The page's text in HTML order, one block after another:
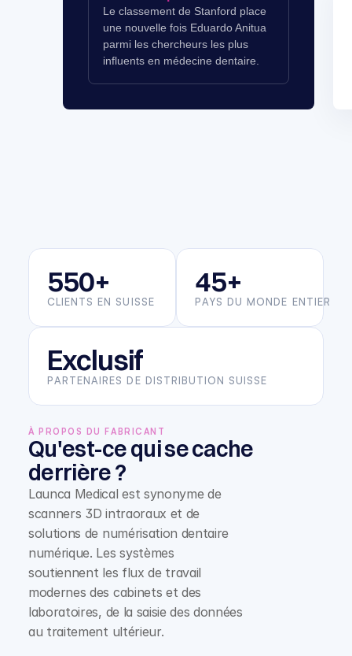
Le classement de Stanford place
une nouvelle fois Eduardo Anitua
parmi les chercheurs les plus
influents en médecine dentaire.
550+
CLIENTS EN SUISSE
45+
PAYS DU MONDE ENTIER
Exclusif
PARTENAIRES DE DISTRIBUTION SUISSE
À PROPOS DU FABRICANT
Qu'est-ce qui se cache
derrière ?
Launca Medical est synonyme de
scanners 3D intraoraux et de
solutions de numérisation dentaire
numérique. Les systèmes
soutiennent les flux de travail
modernes des cabinets et des
laboratoires, de la saisie des données
au traitement ultérieur.